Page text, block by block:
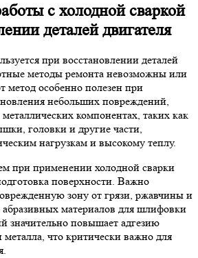
с холодной сваркой
деталей двигателя
при восстановлении деталей
методы ремонта невозможны или
метод особенно полезен при
небольших повреждений,
компонентах, таких как
головки и другие части,
нагрузкам и высокому теплу.
при применении холодной сварки
поверхности. Важно
зону от грязи, ржавчины и
материалов для шлифовки
значительно повышает адгезию
металла, что критически важно для